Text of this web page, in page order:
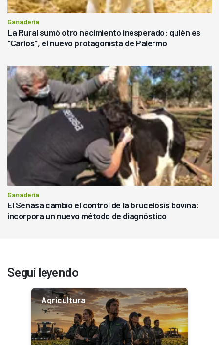
Ganadería
La Rural sumó otro nacimiento inesperado: quién es
"Carlos", el nuevo protagonista de Palermo
Ganadería
El Senasa cambió el control de la brucelosis bovina:
incorpora un nuevo método de diagnóstico
Seguí leyendo
Agricultura